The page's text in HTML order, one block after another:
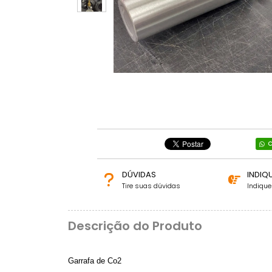
DÚVIDAS
Tire suas dúvidas
Descrição do Produto
Garrafa de Co2